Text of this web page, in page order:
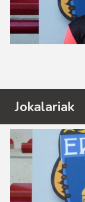
Jokalariak